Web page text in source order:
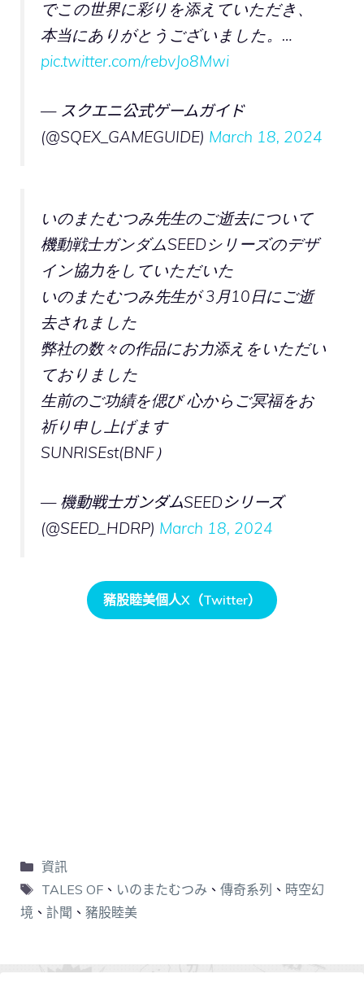
でこの世界に彩りを添えていただき、
本当にありがとうございました。…
pic.twitter.com/rebvJo8Mwi
— スクエニ公式ゲームガイド
(@SQEX_GAMEGUIDE) March 18, 2024
いのまたむつみ先生のご逝去について
機動戦士ガンダムSEEDシリーズのデザ
イン協力をしていただいた
いのまたむつみ先生が 3月10日にご逝
去されました
弊社の数々の作品にお力添えをいただい
ておりました
生前のご功績を偲び 心からご冥福をお
祈り申し上げます
SUNRISEst(BNF）
— 機動戦士ガンダムSEEDシリーズ
(@SEED_HDRP) March 18, 2024
豬股睦美個人X（Twitter）
資訊
TALES OF、 いのまたむつみ 、 傳奇系列 、 時空幻
境 、 訃聞 、 豬股睦美